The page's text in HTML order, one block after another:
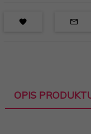
OPIS